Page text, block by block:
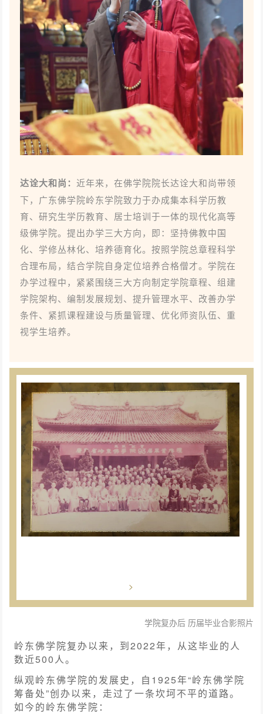
达诠大和尚：近年来，在佛学院院长达诠大和尚带领
下，广东佛学院岭东学院致力于办成集本科学历教
育、研究生学历教育、居士培训于一体的现代化高等
级佛学院。提出办学三大方向，即：坚持佛教中国
化、学修丛林化、培养德育化。按照学院总章程科学
合理布局，结合学院自身定位培养合格僧才。学院在
办学过程中，紧紧围绕三大方向制定学院章程、组建
学院架构、编制发展规划、提升管理水平、改善办学
条件、紧抓课程建设与质量管理、优化师资队伍、重
视学生培养。
>
学院复办后 历届毕业合影照片
岭东佛学院复办以来，到2022年，从这毕业的人
数近500人。
纵观岭东佛学院的发展史，自1925年“岭东佛学院
筹备处”创办以来，走过了一条坎坷不平的道路。
如今的岭东佛学院：